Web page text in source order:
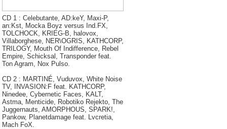
CD 1 : Celebutante, AD:keY, Maxi-P,
an:Kst, Mocka Boyz versus Ind.FX,
TOLCHOCK, KRIEG-B, halovox,
Villaborghese, NER\OGRIS, KATHCORP,
TRILOGY, Mouth Of Indifference, Rebel
Empire, Schicksal, Transponder feat.
Ton Agram, Nox Pulso.
CD 2 : MARTINÉ, Vuduvox, White Noise
TV, INVASION:F feat. KATHCORP,
Ninedee, Cybernetic Faces, KALT,
Astma, Menticide, Robotiko Rejekto, The
Juggernauts, AMORPHOUS, SPARK!,
Pankow, Planetdamage feat. Lvcretia,
Mach FoX.